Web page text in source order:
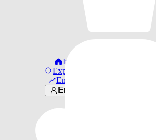
Início
Explorar
Em alta
Entrar